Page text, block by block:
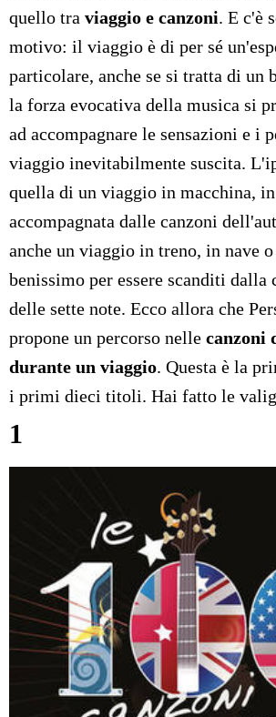
quello tra viaggio e canzoni. E c'è
motivo: il viaggio è di per sé
particolare, anche se si tratta di un
la forza evocativa della musica si
ad accompagnare le sensazioni e i
viaggio inevitabilmente suscita.
quella di un viaggio in macchina,
accompagnata dalle canzoni
anche un viaggio in treno, in nave
benissimo per essere scanditi dalla
delle sette note. Ecco allora che
propone un percorso nelle canzoni
durante un viaggio. Questa è la
i primi dieci titoli. Hai fatto le
1